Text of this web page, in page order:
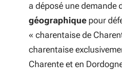
a déposé une demande
géographique pour
« charentaise de
charentaise
Charente et en